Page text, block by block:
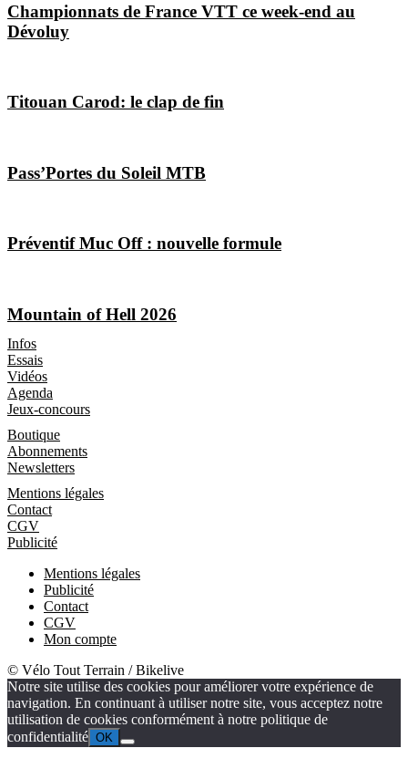
Championnats de France VTT ce week-end au
Dévoluy
Titouan Carod: le clap de fin
Pass’Portes du Soleil MTB
Préventif Muc Off : nouvelle formule
Mountain of Hell 2026
Infos
Essais
Vidéos
Agenda
Jeux-concours
Boutique
Abonnements
Newsletters
Mentions légales
Contact
CGV
Publicité
Mentions légales
Publicité
Contact
CGV
Mon compte
© Vélo Tout Terrain / Bikelive
Notre site utilise des cookies pour améliorer votre expérience de
navigation. En continuant à utiliser notre site, vous acceptez notre
utilisation de cookies conformément à notre politique de
confidentialité OK